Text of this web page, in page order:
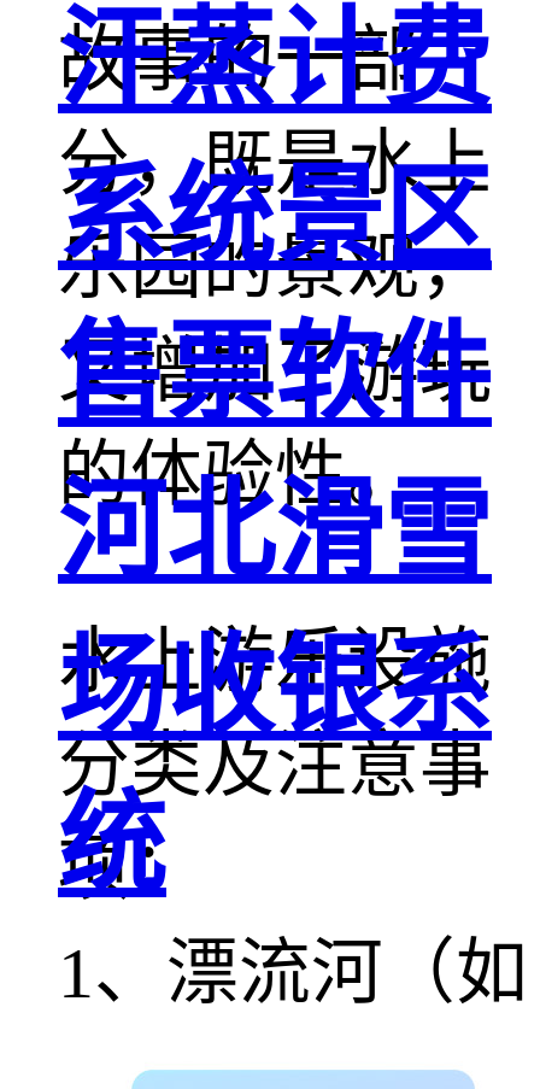
故事的一部
分，既是水上
乐园的景观，
又增加了游玩
的体验性。
水上游乐设施
分类及注意事
项：
1、漂流河（如
汗蒸计费
系统景区
售票软件
河北滑雪
场收银系
统